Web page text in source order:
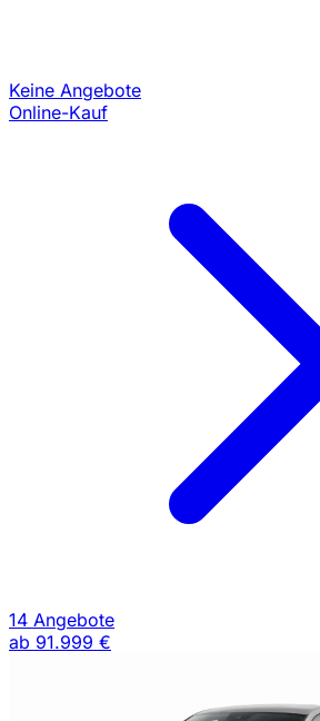
Keine Angebote
Online-Kauf
14 Angebote
ab 91.999 €